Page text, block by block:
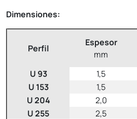
Dimensiones:
Perfil
Espesor
mm
U 93
1,5
U 153
1,5
U 204
2,0
U 255
2,5